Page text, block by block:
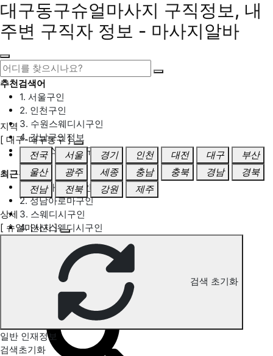
대구동구슈얼마사지 구직정보, 내
주변 구직자 정보 - 마사지알바
추천검색어
1. 서울구인
2. 인천구인
3. 수원스웨디시구인
4. 강남구인정보
5. 동탄스웨디시구인
최근검색어
1. 일산마사지구인
2. 성남아로마구인
3. 스웨디시구인
4. 안산스웨디시구인
대구동구 슈얼마사지 구직정보
지역
[ 대구-대구동구 ]
전국
서울 경기 인천 대전 대구
부산
울산
광주 세종 충남 충북 경남
경북
전남
전북 강원 제주
상세
[ 슈얼마사지 ]
검색 초기화
일반 인재정보
검색초기화